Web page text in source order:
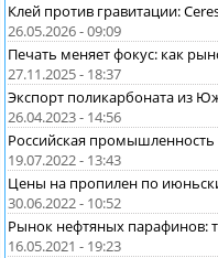
Клей против гравитации:
26.05.2026 - 09:09
Печать меняет фокус: как
27.11.2025 - 18:37
Экспорт поликарбоната из
26.04.2023 - 14:56
Российская
19.07.2022 - 13:43
Цены на пропилен по
30.06.2022 - 10:52
Рынок нефтяных парафинов:
16.05.2021 - 19:23